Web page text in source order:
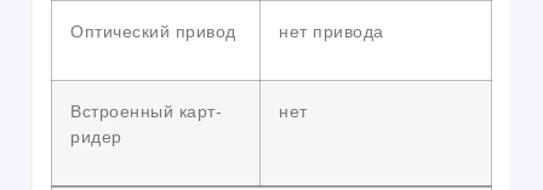
Оптический привод нет привода
Встроенный карт-
ридер
нет